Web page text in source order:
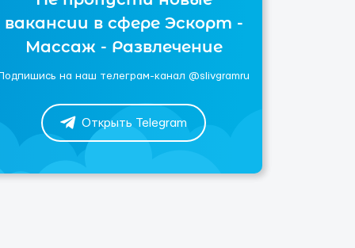
вакансии в сфере Эскорт -
Массаж - Развлечение
на наш телеграм-канал @slivgramru
Открыть Telegram